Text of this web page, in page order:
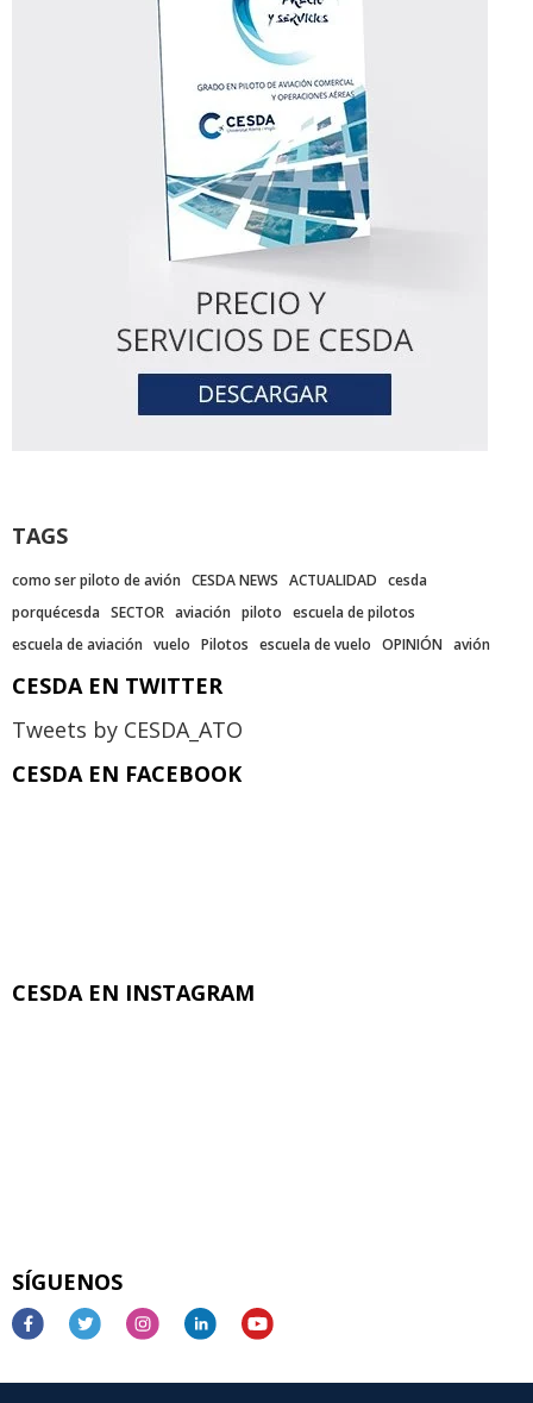
TAGS
como ser piloto de avión CESDA NEWS ACTUALIDAD cesda
porquécesda SECTOR aviación piloto escuela de pilotos
escuela de aviación vuelo Pilotos escuela de vuelo OPINIÓN avión
CESDA EN TWITTER
Tweets by CESDA_ATO
CESDA EN FACEBOOK
CESDA EN INSTAGRAM
SÍGUENOS